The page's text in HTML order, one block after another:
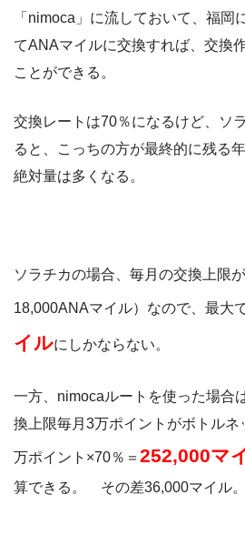
「nimoca」に流しておいて、福岡
てANAマイルに交換すれば、交換
ことができる。
交換レートは70％になるけど、ソ
ると、こっちの方が最終的に残る
絶対量は多くなる。
ソラチカの場合、毎月の交換上限
18,000ANAマイル）なので、最大
イルにしかならない。
一方、nimocaルートを使った場合
換上限毎月3万ポイントがボトル
万ポイント×70％＝ 252,000マ
算できる。 その差36,000マイル。